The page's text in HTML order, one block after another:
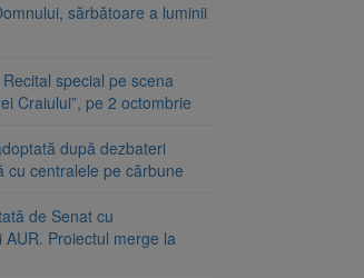
sărbătoare a luminii
special pe scena
Craiului”, pe 2 octombrie
după dezbateri
cu centralele pe cărbune
de Senat cu
Proiectul merge la